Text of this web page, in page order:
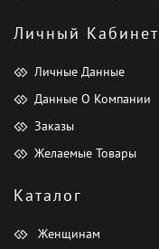
Личный Кабинет
Личные Данные
Данные О Компании
Заказы
Желаемые Товары
Каталог
Женщинам